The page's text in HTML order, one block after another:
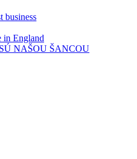
business
in England
NAŠOU ŠANCOU